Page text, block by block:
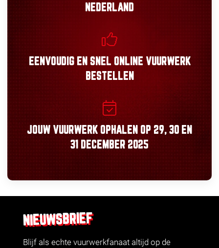
NEDERLAND
EENVOUDIGEN SNEL ONLINE VUURWERK
BESTELLEN
JOUW VUURWERK OPHALEN OP 29, 30 EN
31 DECEMBER 2025
NIEUWSBRIEF
Blijf als echte vuurwerkfanaat altijd op de